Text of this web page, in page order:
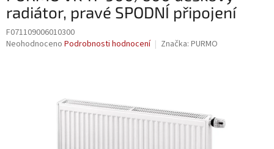
radiátor, pravé SPODNÍ připojení
F071109006010300
Průměrné
Neohodnoceno Podrobnosti hodnocení Značka: PURMO